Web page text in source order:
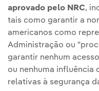
aprovado pelo NRC,
tais como garantir a
americanos como
Administração ou
garantir nenhum
ou nenhuma influência
relativas à segurança